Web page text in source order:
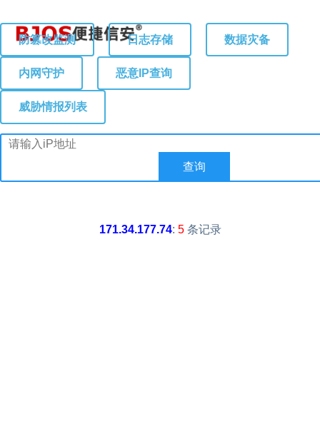
防篡改监测 日志存储 数据灾备
内网守护 恶意IP查询
威胁情报列表
171.34.177.74: 5条记录